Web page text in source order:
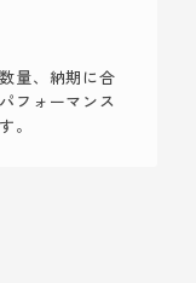
量、納期に合
フォーマンス
。